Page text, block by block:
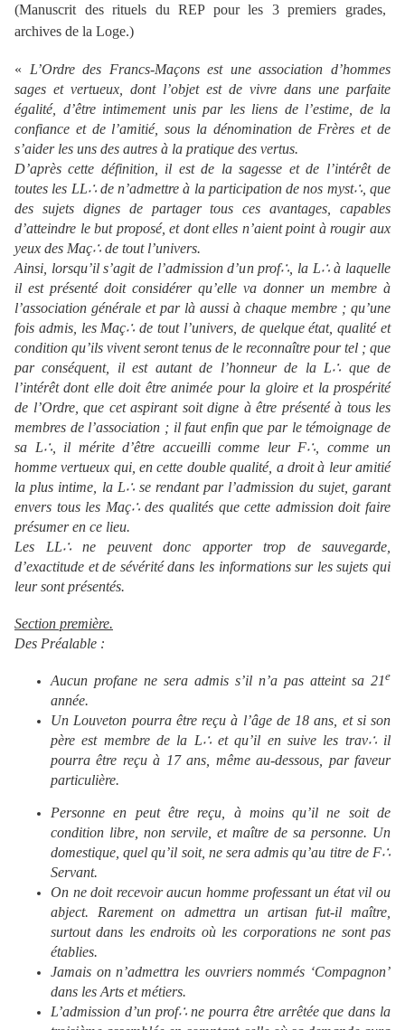
(Manuscrit des rituels du REP pour les 3 premiers grades,
archives de la Loge.)
« L’Ordre des Francs-Maçons est une association d’hommes
sages et vertueux, dont l’objet est de vivre dans une parfaite
égalité, d’être intimement unis par les liens de l’estime, de la
confiance et de l’amitié, sous la dénomination de Frères et de
s’aiderles uns des autres à la pratique des vertus.
D’après cette définition, il est de la sagesse et de l’intérêt de
toutes les LL∴ de n’admettre à la participation de nos myst∴, que
des sujets dignes de partager tous ces avantages, capables
d’atteindre le but proposé, et dont elles n’aient point à rougir aux
yeux des Maç∴ de tout l’univers.
Ainsi, lorsqu’il s’agit de l’admission d’un prof∴, la L∴ à laquelle
il est présenté doit considérer qu’elle va donner un membre à
l’association générale et par là aussi à chaque membre ; qu’une
fois admis, les Maç∴ de tout l’univers, de quelque état, qualité et
condition qu’ils vivent seront tenus de le reconnaître pour tel ; que
par conséquent, il est autant de l’honneur de la L∴ que de
l’intérêt dont elle doit être animée pour la gloire et la prospérité
de l’Ordre, que cet aspirant soit digne à être présenté à tous les
membres de l’association ; il faut enfin que par le témoignage de
sa L∴, il mérite d’être accueilli comme leur F∴, comme un
homme vertueux qui, en cette double qualité, a droit à leur amitié
la plus intime, la L∴ se rendant par l’admission du sujet, garant
envers tous les Maç∴ des qualités que cette admission doit faire
présumeren ce lieu.
Les LL∴ ne peuvent donc apporter trop de sauvegarde
d’exactitude et de sévérité dans les informations sur les sujets qui
leur sont présentés.
Section première.
Des Préalable :
Aucun profane ne sera admis s’il n’a pas atteint sa 21e
année.
Un Louveton pourra être reçu à l’âge de 18 ans, et si son
père est membre de la L∴ et qu’il en suive les trav∴ il
pourra être reçu à 17 ans, mêmeau-dessous
par faveur
particulière.
Personne en peut être reçu, à moins qu’il ne soit de
condition libre, non servile, et maître de sa personne. Un
domestique, quel qu’il soit, ne sera admis qu’au titre de F∴
Servant.
On ne doit recevoir aucun homme professant un état vil ou
abject. Rarement on admettra un artisan fut-il maître,
surtout dans les endroits où les corporations ne sont pas
établies.
Jamais on n’admettra les ouvriers nommés ‘Compagnon’
dans les Arts et métiers.
L’admission d’un prof∴ ne pourra être arrêtée que dans la